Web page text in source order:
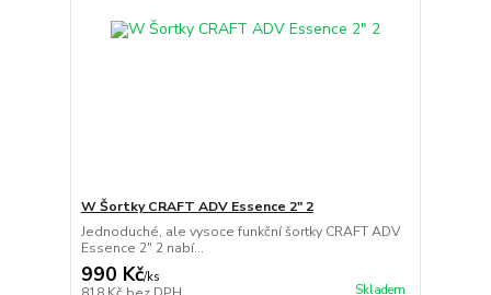
W Šortky CRAFT ADV Essence 2" 2
Jednoduché, ale vysoce funkční šortky CRAFT ADV
Essence 2" 2 nabí...
990 Kč/ks
Skladem